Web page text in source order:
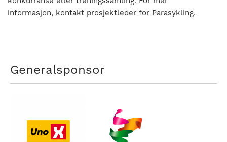
informasjon, kontakt prosjektleder for Parasykling.
Generalsponsor